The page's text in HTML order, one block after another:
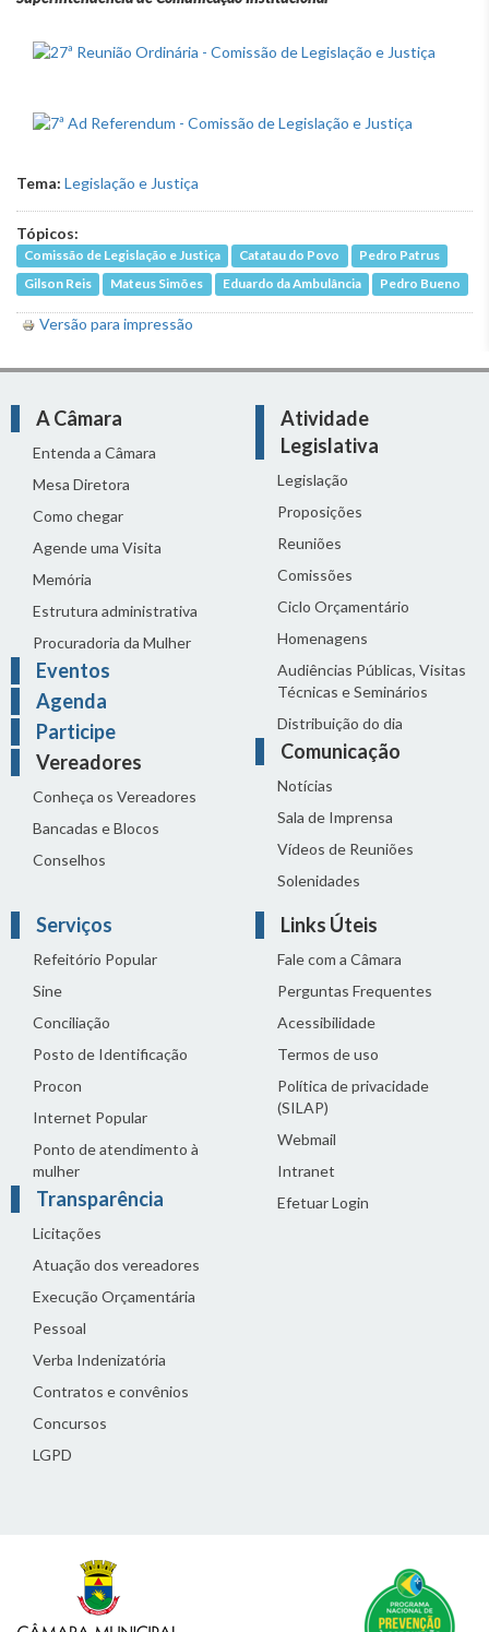
Tema: Legislação e Justiça
Tópicos:
Comissão de Legislação e Justiça Catatau do Povo
Pedro Patrus
Gilson Reis
Mateus Simões Eduardo da Ambulância Pedro Bueno
Versão para impressão
A Câmara
Entenda a Câmara
Mesa Diretora
Como chegar
Agende uma Visita
Memória
Estrutura administrativa
Procuradoria da Mulher
Eventos
Agenda
Participe
Vereadores
Conheça os Vereadores
Bancadas e Blocos
Conselhos
Atividade
Legislativa
Legislação
Proposições
Reuniões
Comissões
Ciclo Orçamentário
Homenagens
Audiências Públicas, Visitas
Técnicas e Seminários
Distribuição do dia
Comunicação
Notícias
Sala de Imprensa
Vídeos de Reuniões
Solenidades
Serviços
Refeitório Popular
Sine
Conciliação
Posto de Identificação
Procon
Internet Popular
Ponto de atendimento à
mulher
Transparência
Licitações
Atuação dos vereadores
Execução Orçamentária
Pessoal
Verba Indenizatória
Contratos e convênios
Concursos
LGPD
Links Úteis
Fale com a Câmara
Perguntas Frequentes
Acessibilidade
Termos de uso
Política de privacidade
(SILAP)
Webmail
Intranet
Efetuar Login